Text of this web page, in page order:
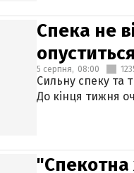
Спека не
5 серпня, 08:00
Сильну спеку та
До кінця тижня
"Спекотна